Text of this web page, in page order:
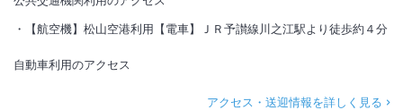
【航空機】松山空港利用【電車】ＪＲ予讃線川之江駅より徒歩約４分
自動車利用のアクセス
アクセス・送迎情報を詳しく見る